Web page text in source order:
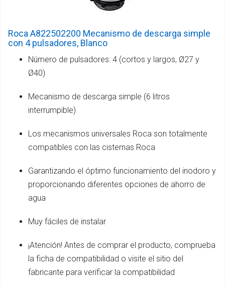
Roca A822502200 Mecanismo de descarga simple
con 4 pulsadores, Blanco
Número de pulsadores: 4 (cortos y largos, Ø27 y
Ø40)
Mecanismo de descarga simple (6 litros
interrumpible)
Los mecanismos universales Roca son totalmente
compatibles con las cisternas Roca
Garantizando el óptimo funcionamiento del inodoro y
proporcionando diferentes opciones de ahorro de
agua
Muy fáciles de instalar
¡Atención! Antes de comprar el producto, comprueba
la ficha de compatibilidad o visite el sitio del
fabricante para verificar la compatibilidad